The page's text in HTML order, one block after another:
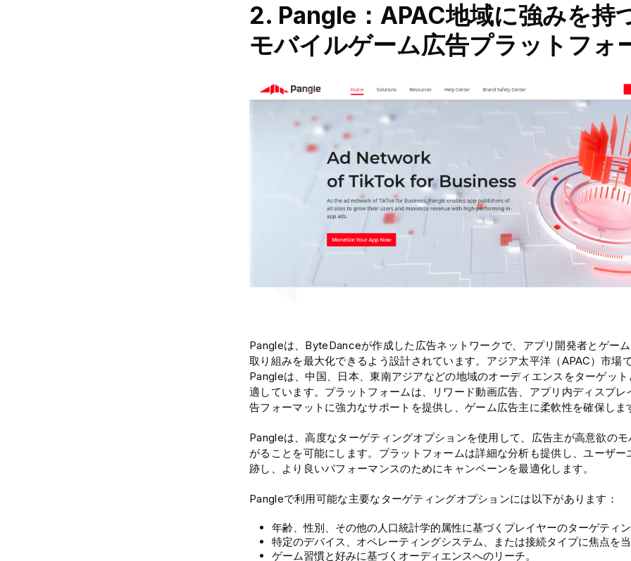
2. Pangle：APAC地域に強みを持
モバイルゲーム広告プラットフォ
Pangleは、ByteDanceが作成した広告ネットワークで、アプリ開発者とゲー
取り組みを最大化できるよう設計されています。アジア太平洋（APAC）市場
Pangleは、中国、日本、東南アジアなどの地域のオーディエンスをターゲッ
適しています。プラットフォームは、リワード動画広告、アプリ内ディスプ
告フォーマットに強力なサポートを提供し、ゲーム広告主に柔軟性を確保しま
Pangleは、高度なターゲティングオプションを使用して、広告主が高意欲の
がることを可能にします。プラットフォームは詳細な分析も提供し、ユーザ
跡し、より良いパフォーマンスのためにキャンペーンを最適化します。
Pangleで利用可能な主要なターゲティングオプションには以下があります：
年齢、性別、その他の人口統計学的属性に基づくプレイヤーのターゲティ
特定のデバイス、オペレーティングシステム、または接続タイプに焦点を
ゲーム習慣と好みに基づくオーディエンスへのリーチ。